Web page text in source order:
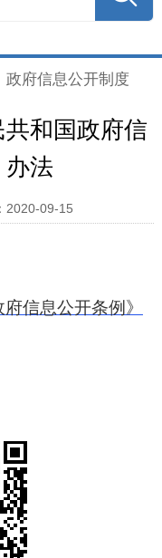
政府信息公开制度
和国政府信
办法
2020-09-15
信息公开条例》